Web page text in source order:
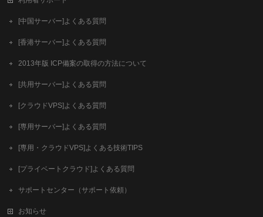
[中国サーバー]よくある質問
[香港サーバー]よくある質問
2013年版 ICP備案の取得の方法について
[共用サーバー]よくある質問
[クラウドVPS]よくある質問
[専用サーバー]よくある質問
[専用・クラウドVPS]よくある技術TIPS
[プライベートクラウド]よくある質問
サポートセンター（サポート依頼）
お知らせ